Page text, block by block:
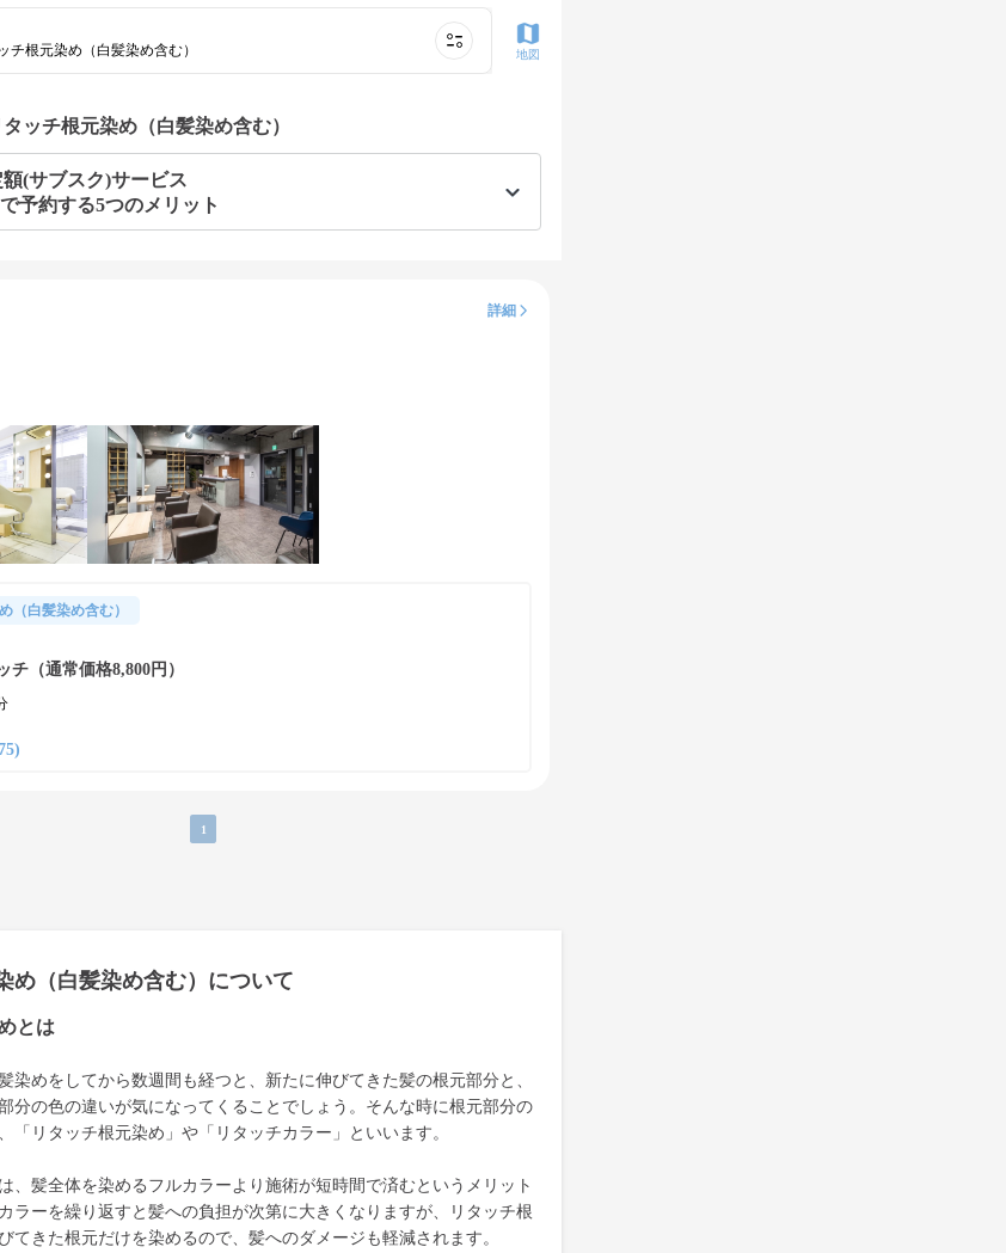
チ根元染め（白髪染め含む）
地図
ッチ根元染め（白髪染め含む）
(サブスク)サービス
予約する5つのメリット
詳細
（白髪染め含む）
チ（通常価格8,800円）
1
め（白髪染め含む）について
とは
染めをしてから数週間も経つと、新たに伸びてきた髪の根元部分と、
分の色の違いが気になってくることでしょう。そんな時に根元部分の
「リタッチ根元染め」や「リタッチカラー」といいます。
、髪全体を染めるフルカラーより施術が短時間で済むというメリット
ラーを繰り返すと髪への負担が次第に大きくなりますが、リタッチ根
てきた根元だけを染めるので、髪へのダメージも軽減されます。